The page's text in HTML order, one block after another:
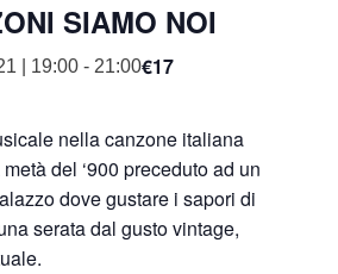
SIAMO NOI
| 19:00 - 21:00€17
nella canzone italiana
del ‘900 preceduto ad un
dove gustare i sapori di
serata dal gusto vintage,